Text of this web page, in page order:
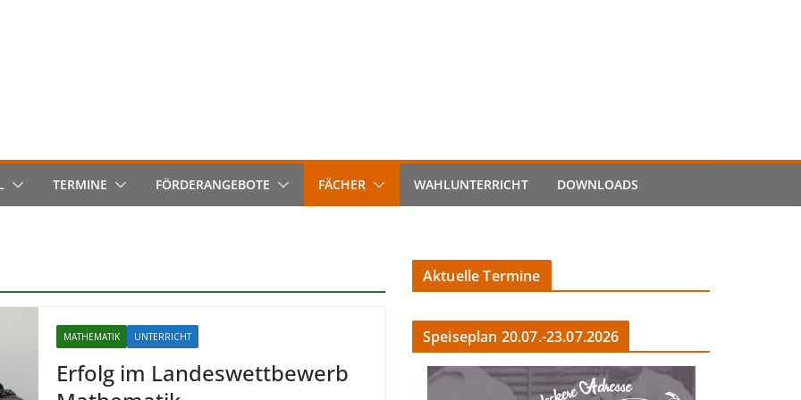
TERMINE FÖRDERANGEBOTE FÄCHER WAHLUNTERRICHT DOWNLOADS
MATHEMATIK UNTERRICHT
Erfolg im Landeswettbewerb
Aktuelle Termine
Speiseplan 20.07.-23.07.2026